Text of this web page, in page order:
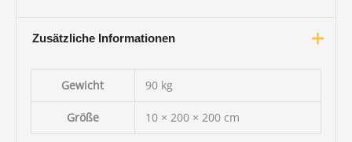
Zusätzliche Informationen
Gewicht 90 kg
Größe 10 × 200 × 200 cm